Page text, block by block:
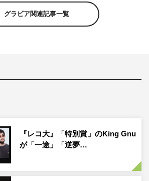
3月23日より東京・OMOTESANDO
仮囲いに、ステージ上でライブパフ
Gnuメンバーは「俺らの5年間の集大
ないあの瞬間が閉じ込められていま
でこれからもきっと続いていきま
たみんなはあの時に戻れるはず。初
グラビア関連記事一覧
『レコ大』「特別賞」のKing Gnu
が「一途」「逆夢…